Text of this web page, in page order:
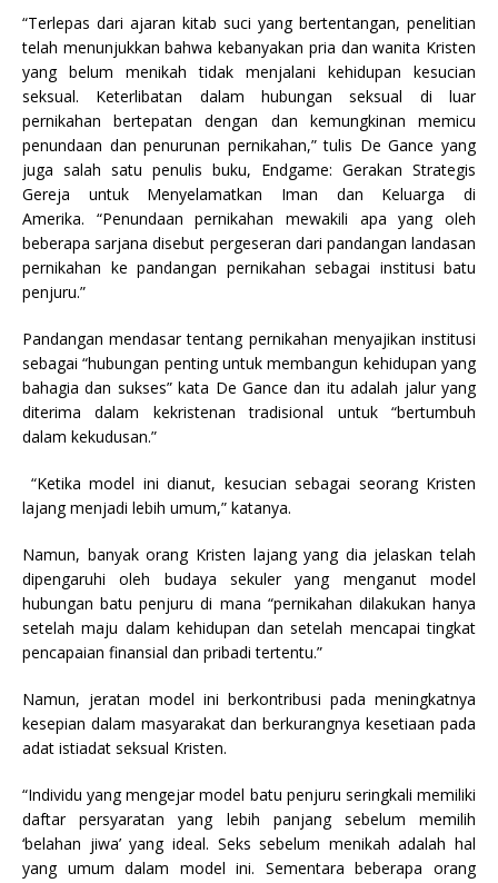
“Terlepas dari ajaran kitab suci yang bertentangan, penelitian
telah menunjukkan bahwa kebanyakan pria dan wanita Kristen
yang belum menikah tidak menjalani kehidupan kesucian
seksual. Keterlibatan dalam hubungan seksual di luar
pernikahan bertepatan dengan dan kemungkinan memicu
penundaan dan penurunan pernikahan,” tulis De Gance yang
juga salah satu penulis buku, Endgame: Gerakan Strategis
Gereja untuk Menyelamatkan Iman dan Keluarga di
Amerika. “Penundaan pernikahan mewakili apa yang oleh
beberapa sarjana disebut pergeseran dari pandangan landasan
pernikahan ke pandangan pernikahan sebagai institusi batu
penjuru.”
Pandangan mendasar tentang pernikahan menyajikan institusi
sebagai “hubungan penting untuk membangun kehidupan yang
bahagia dan sukses” kata De Gance dan itu adalah jalur yang
diterima dalam kekristenan tradisional untuk “bertumbuh
dalam kekudusan.”
“Ketika model ini dianut, kesucian sebagai seorang Kristen
lajang menjadi lebih umum,” katanya.
Namun, banyak orang Kristen lajang yang dia jelaskan telah
dipengaruhi oleh budaya sekuler yang menganut model
hubungan batu penjuru di mana “pernikahan dilakukan hanya
setelah maju dalam kehidupan dan setelah mencapai tingkat
pencapaian finansial dan pribadi tertentu.”
Namun, jeratan model ini berkontribusi pada meningkatnya
kesepian dalam masyarakat dan berkurangnya kesetiaan pada
adat istiadat seksual Kristen.
“Individu yang mengejar model batu penjuru seringkali memiliki
daftar persyaratan yang lebih panjang sebelum memilih
‘belahan jiwa’ yang ideal. Seks sebelum menikah adalah hal
yang umum dalam model ini. Sementara beberapa orang